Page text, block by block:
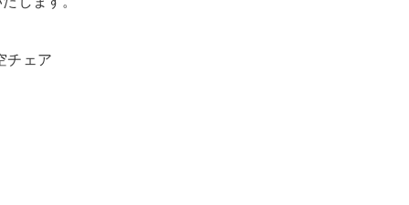
チェア